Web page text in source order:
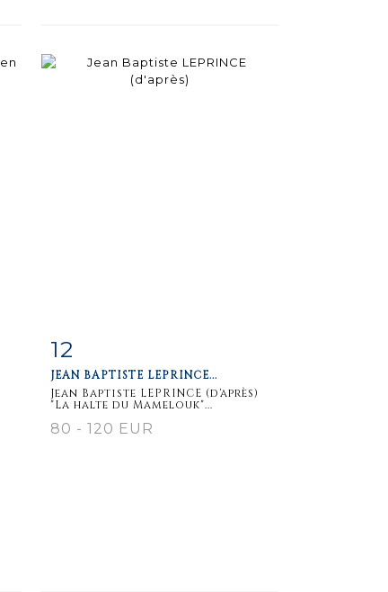
Item detail
12
JEAN BAPTISTE LEPRINCE...
Jean Baptiste LEPRINCE (d'après)
"La halte du Mamelouk"...
80 - 120 EUR